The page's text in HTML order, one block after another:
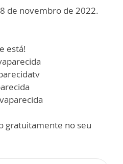
de novembro de 2022.
está!
gratuitamente no seu